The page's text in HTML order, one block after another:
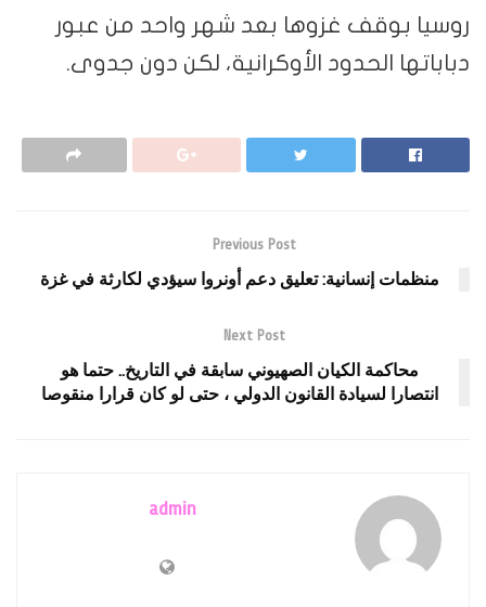
روسيا بوقف غزوها بعد شهر واحد من عبور
دباباتها الحدود الأوكرانية، لكن دون جدوى.
Previous Post
منظمات إنسانية: تعليق دعم أونروا سيؤدي لكارثة في غزة
Next Post
محاكمة الكيان الصهيوني سابقة في التاريخ.. حتما هو
انتصارا لسيادة القانون الدولي ، حتى لو كان قرارا منقوصا
admin